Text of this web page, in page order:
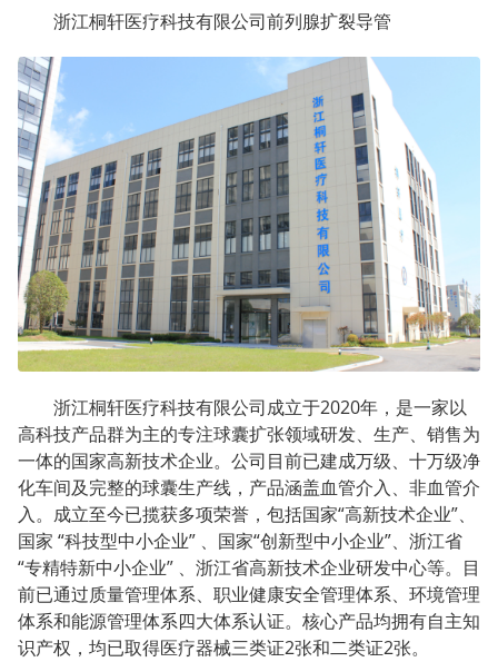
浙江桐轩医疗科技有限公司前列腺扩裂导管
浙江桐轩医疗科技有限公司成立于2020年，是一家以
高科技产品群为主的专注球囊扩张领域研发、生产、销售为
一体的国家高新技术企业。公司目前已建成万级、十万级净
化车间及完整的球囊生产线，产品涵盖血管介入、非血管介
入。成立至今已揽获多项荣誉，包括国家“高新技术企业”、
国家 “科技型中小企业” 、国家“创新型中小企业”、浙江省
“专精特新中小企业” 、浙江省高新技术企业研发中心等。目
前已通过质量管理体系、职业健康安全管理体系、环境管理
体系和能源管理体系四大体系认证。核心产品均拥有自主知
识产权，均已取得医疗器械三类证2张和二类证2张。